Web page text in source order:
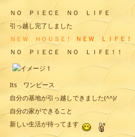
ＮＯ ＰＩＥＣＥ ＮＯ ＬＩＦＥ
引っ越し完了しました
ＮＥＷ ＨＯＵＳＥ !
ＮＥＷ ＬＩＦＥ！
ＮＯ ＰＩＥＣＥ ＮＯ ＬＩＦＥ！！
Its ワンピース
自分の基地が引っ越しできました(^^)/
自分の家ができること
新しい生活が待ってます